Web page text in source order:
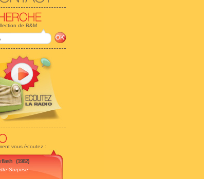
de B&M
vous écoutez :
flash (1982)
Surprise